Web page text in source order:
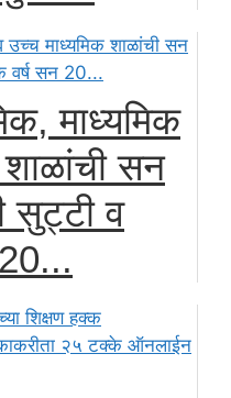
माध्यमिक
सन
सुट्टी व